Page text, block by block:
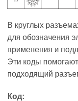
В круглых
для обозначения
применения и
Эти коды
подходящий
Код: